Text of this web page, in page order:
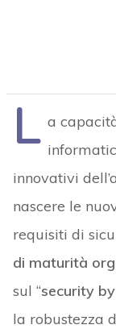
L a
innovativi
nascere le
requisiti di
di maturità
sul “security
la robustezza